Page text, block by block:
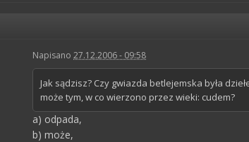
Napisano 27.12.2006 - 09:58
Jak sądzisz? Czy gwiazda betlejemska była
może tym, w co wierzono przez wieki: cudem?
a) odpada,
b) może,